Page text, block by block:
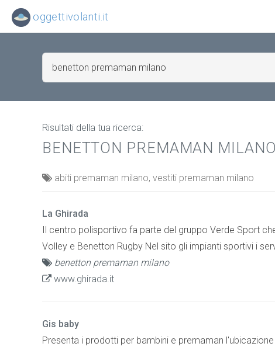
Risultati della tua ricerca:
BENETTON PREMAMAN MILANO
abiti premaman milano, vestiti premaman milano
La Ghirada
Il centro polisportivo fa parte del gruppo Verde Sport
Volley e Benetton Rugby Nel sito gli impianti sportivi i
benetton premaman milano
www.ghirada.it
Gis baby
Presenta i prodotti per bambini e premaman
oggettivolanti.it